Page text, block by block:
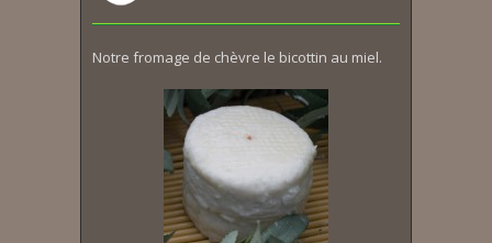
Notre fromage de chèvre le bicottin au miel.